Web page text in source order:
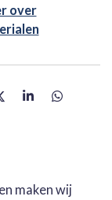
over
S
D
maken wij